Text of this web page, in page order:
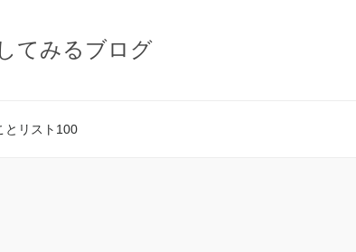
てみるブログ
とリスト100